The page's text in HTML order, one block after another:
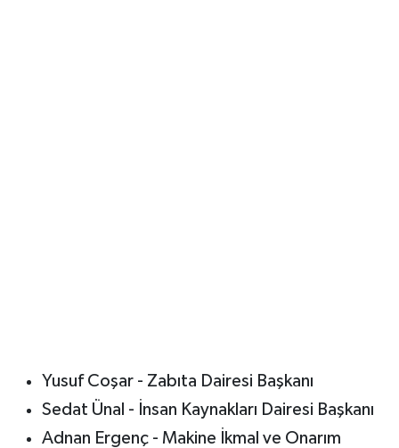
Yusuf Coşar - Zabıta Dairesi Başkanı
Sedat Ünal - İnsan Kaynakları Dairesi Başkanı
Adnan Ergenç - Makine İkmal ve Onarım